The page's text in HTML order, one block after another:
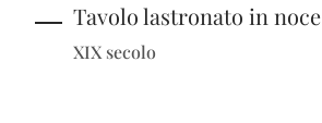
Tavolo lastronato in noce
XIX secolo